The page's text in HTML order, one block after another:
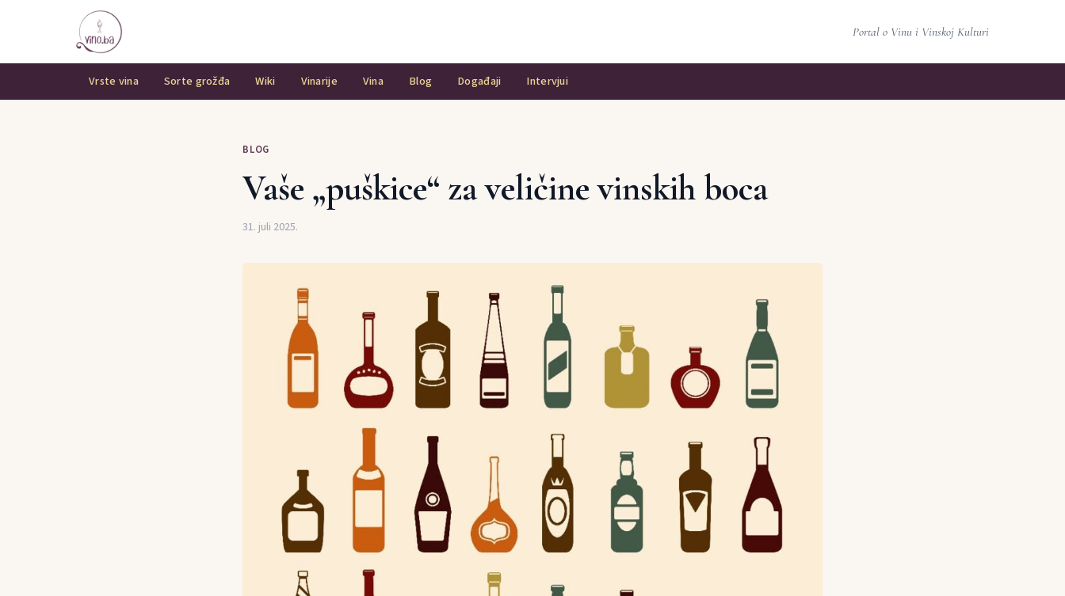
Portal o Vinu i Vinskoj Kulturi
Vrste vina Sorte grožđa Wiki Vinarije Vina Blog Događaji Intervjui
BLOG
Vaše „puškice“ za veličine vinskih boca
31. juli 2025.